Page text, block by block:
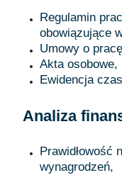
Regulamin
obowiązujące
Umowy o
Akta osobowe,
Ewidencja
Analiza
Prawidłowość
wynagrodzeń,